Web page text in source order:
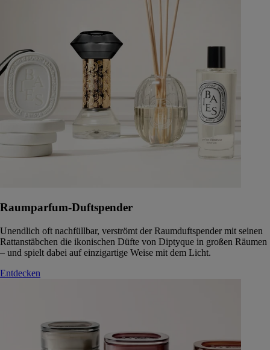
Raumparfum-Duftspender
Unendlich oft nachfüllbar, verströmt der Raumduftspender mit seinen
Rattanstäbchen die ikonischen Düfte von Diptyque in großen Räumen
– und spielt dabei auf einzigartige Weise mit dem Licht.
Entdecken